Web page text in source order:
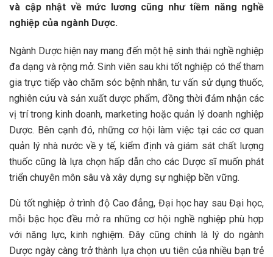
và cập nhật về mức lương cũng như tiềm năng nghề
nghiệp của ngành Dược.
Ngành Dược hiện nay mang đến một hệ sinh thái nghề nghiệp
đa dạng và rộng mở. Sinh viên sau khi tốt nghiệp có thể tham
gia trực tiếp vào chăm sóc bệnh nhân, tư vấn sử dụng thuốc,
nghiên cứu và sản xuất dược phẩm, đồng thời đảm nhận các
vị trí trong kinh doanh, marketing hoặc quản lý doanh nghiệp
Dược. Bên cạnh đó, những cơ hội làm việc tại các cơ quan
quản lý nhà nước về y tế, kiểm định và giám sát chất lượng
thuốc cũng là lựa chọn hấp dẫn cho các Dược sĩ muốn phát
triển chuyên môn sâu và xây dựng sự nghiệp bền vững.
Dù tốt nghiệp ở trình độ Cao đẳng, Đại học hay sau Đại học,
mỗi bậc học đều mở ra những cơ hội nghề nghiệp phù hợp
với năng lực, kinh nghiệm. Đây cũng chính là lý do ngành
Dược ngày càng trở thành lựa chọn ưu tiên của nhiều bạn trẻ